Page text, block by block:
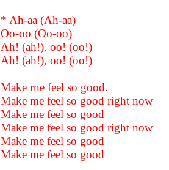
* Ah-aa (Ah-aa)
Oo-oo (Oo-oo)
Ah! (ah!). oo! (oo!)
Ah! (ah!), oo! (oo!)
Make rne feel so good.
Make me feel so good right now
Make me feel so good
Make me feel so good right now
Make me feel so good
Make me feel so good